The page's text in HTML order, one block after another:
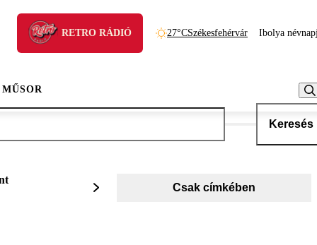
RETRO RÁDIÓ 27°CSzékesfehérvár Ibolya
Keresés
Csak címkében